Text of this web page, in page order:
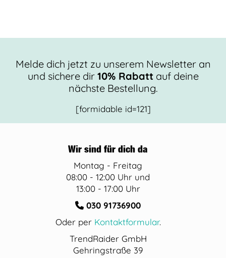
Melde dich jetzt zu unserem Newsletter an
und sichere dir 10% Rabattauf deine
nächste Bestellung.
[formidable id=121]
Wir sind für dich da
Montag - Freitag
08:00 - 12:00 Uhr und
13:00 - 17:00 Uhr
030 91736900
Oder per Kontaktformular.
TrendRaider GmbH
Gehringstraße 39